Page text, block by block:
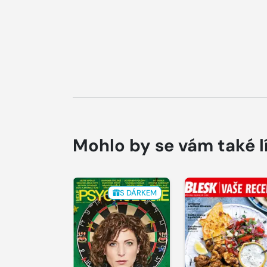
Mohlo by se vám také
S DÁRKEM